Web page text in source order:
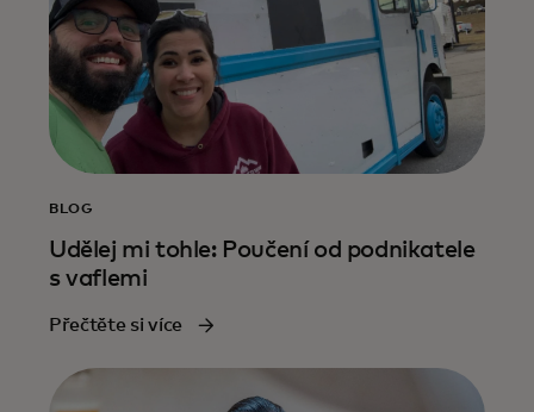
BLOG
Udělej mi tohle: Poučení od podnikatele
s vaflemi
Přečtěte si více